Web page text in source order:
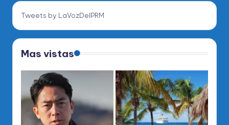
Tweets by LaVozDelPRM
Mas vistas